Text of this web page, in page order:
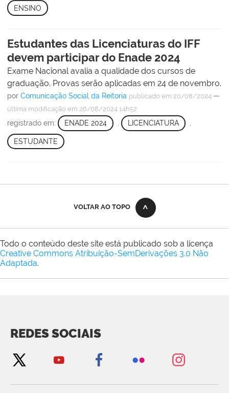
ENSINO
Estudantes das Licenciaturas do IFF
devem participar do Enade 2024
Exame Nacional avalia a qualidade dos cursos de
graduação. Provas serão aplicadas em 24 de novembro.
por Comunicação Social da Reitoria publicado em 20/08/2024 —
última modificação em 26/08/2024 14h52
registrado em: ENADE 2024 , LICENCIATURA ,
ESTUDANTE
VOLTAR AO TOPO
Todo o conteúdo deste site está publicado sob a licença
Creative Commons Atribuição-SemDerivações 3.0 Não
Adaptada.
REDES SOCIAIS